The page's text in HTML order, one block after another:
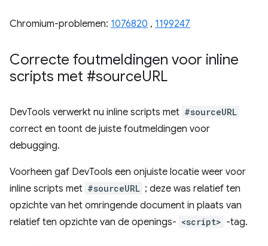
Chromium-problemen: 1076820 , 1199247
Correcte foutmeldingen voor inline
scripts met #sourceURL
DevTools verwerkt nu inline scripts met #sourceURL
correct en toont de juiste foutmeldingen voor
debugging.
Voorheen gaf DevTools een onjuiste locatie weer voor
inline scripts met #sourceURL ; deze was relatief ten
opzichte van het omringende document in plaats van
relatief ten opzichte van de openings- <script> -tag.